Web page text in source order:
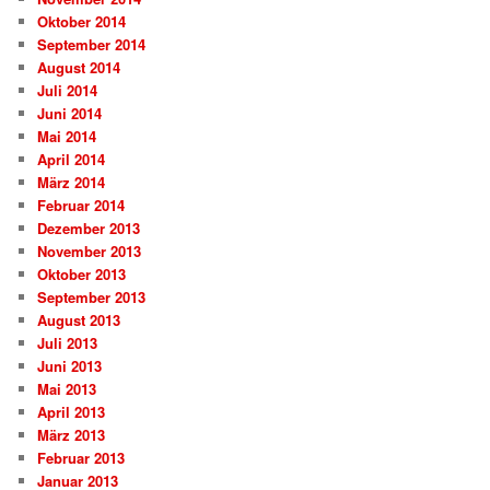
Oktober 2014
September 2014
August 2014
Juli 2014
Juni 2014
Mai 2014
April 2014
März 2014
Februar 2014
Dezember 2013
November 2013
Oktober 2013
September 2013
August 2013
Juli 2013
Juni 2013
Mai 2013
April 2013
März 2013
Februar 2013
Januar 2013